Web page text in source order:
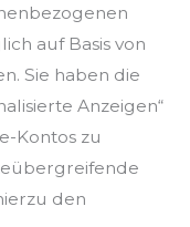
auf Basis von
Sie haben die
Anzeigen“
Kontos zu
den